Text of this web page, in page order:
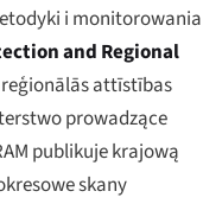
i monitorowania
and Regional
attīstības
prowadzące
publikuje krajową
skany